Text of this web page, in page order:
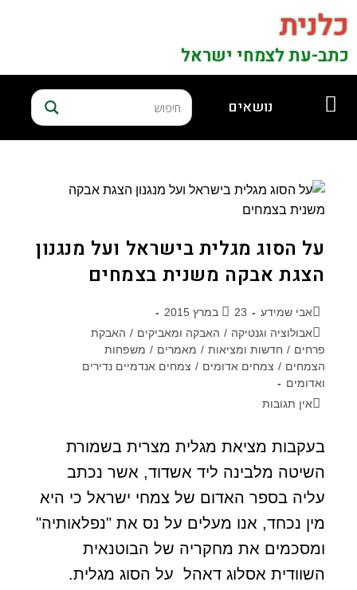
כלנית
כתב-עת לצמחי ישראל
נושאים
על הסוג מגלית בישראל ועל מנגנון
הצגת אבקה משנית בצמחים
אבי שמידע
23 במרץ 2015
אבולוציה וגנטיקה / האבקה ומאביקים / האבקת
פרחים / חדשות ומציאות / מאמרים / משפחות
הצמחים / צמחים אדומים / צמחים אנדמיים נדירים
ואדומים
אין תגובות
בעקבות מציאת מגלית מצרית בשמורת
השיטה מלבינה ליד אשדוד, אשר נכתב
עליה בספר האדום של צמחי ישראל כי היא
מין נכחד, אנו מעלים על נס את "נפלאותיה"
ומסכמים את מחקריה של הבוטנאית
השוודית אסלוג דאהל על הסוג מגלית.